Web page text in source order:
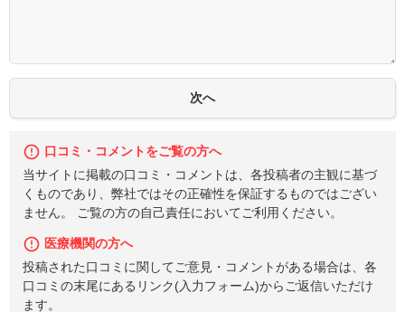
口コミ・コメントをご覧の方へ
当サイトに掲載の口コミ・コメントは、各投稿者の主観に基づ
くものであり、弊社ではその正確性を保証するものではござい
ません。 ご覧の方の自己責任においてご利用ください。
医療機関の方へ
投稿された口コミに関してご意見・コメントがある場合は、各
口コミの末尾にあるリンク(入力フォーム)からご返信いただけ
ます。